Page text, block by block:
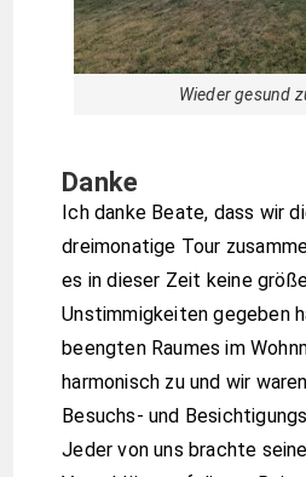
Wieder gesund
Danke
Ich danke Beate, dass wir
dreimonatige Tour
es in dieser Zeit keine
Unstimmigkeiten gegeben
beengten Raumes im
harmonisch zu und wir
Besuchs- und
Jeder von uns brachte